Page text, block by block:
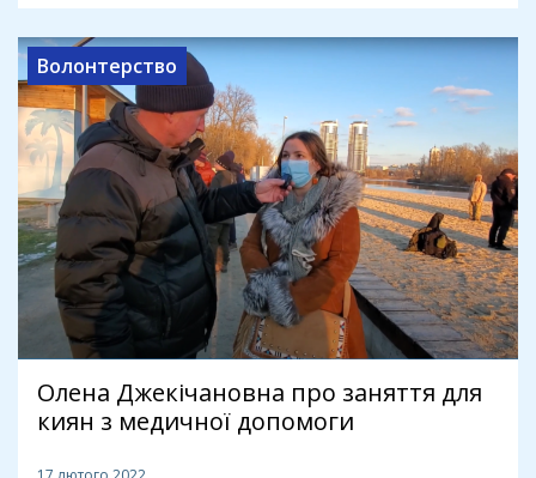
Волонтерство
Олена Джекічановна про заняття для
киян з медичної допомоги